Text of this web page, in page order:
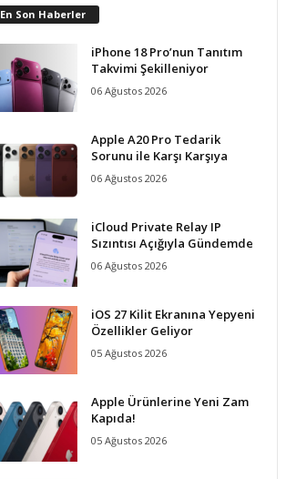
En Son Haberler
iPhone 18 Pro’nun Tanıtım
Takvimi Şekilleniyor
06 Ağustos 2026
Apple A20 Pro Tedarik
Sorunu ile Karşı Karşıya
06 Ağustos 2026
iCloud Private Relay IP
Sızıntısı Açığıyla Gündemde
06 Ağustos 2026
iOS 27 Kilit Ekranına Yepyeni
Özellikler Geliyor
05 Ağustos 2026
Apple Ürünlerine Yeni Zam
Kapıda!
05 Ağustos 2026